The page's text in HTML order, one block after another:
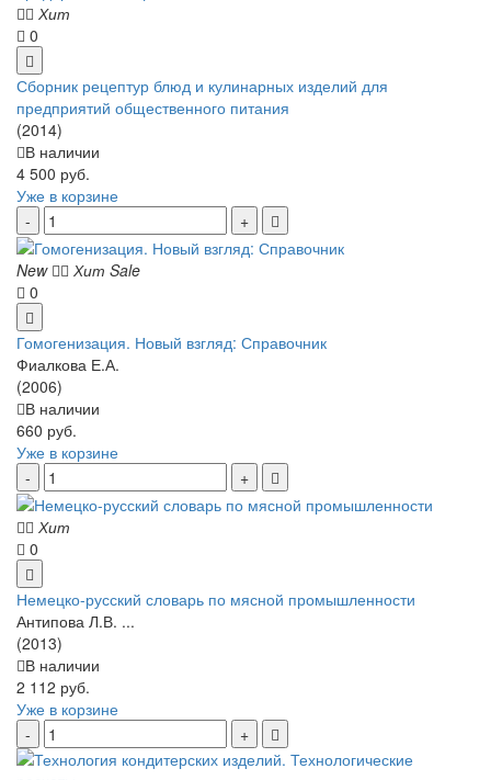
Хит
0
Сборник рецептур блюд и кулинарных изделий для
предприятий общественного питания
(2014)
В наличии
4 500 руб.
Уже в корзине
New Хит Sale
0
Гомогенизация. Новый взгляд: Справочник
Фиалкова Е.А.
(2006)
В наличии
660 руб.
Уже в корзине
Хит
0
Немецко-русский словарь по мясной промышленности
Антипова Л.В. ...
(2013)
В наличии
2 112 руб.
Уже в корзине